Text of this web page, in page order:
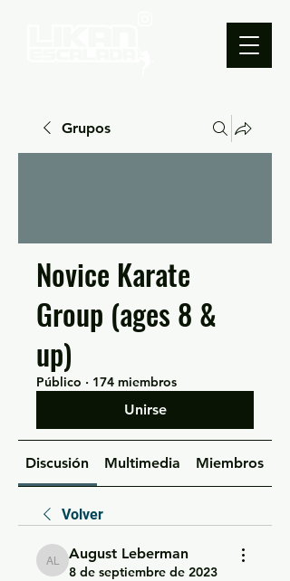
Grupos
Novice Karate
Group (ages 8 &
up)
Público · 174 miembros
Unirse
Discusión Multimedia Miembros
Volver
August Leberman
August Leberman
8 de septiembre de 2023